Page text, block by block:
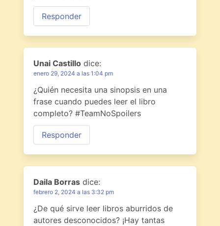
Responder
Unai Castillo dice:
enero 29, 2024 a las 1:04 pm
¿Quién necesita una sinopsis en una
frase cuando puedes leer el libro
completo? #TeamNoSpoilers
Responder
Daila Borras dice:
febrero 2, 2024 a las 3:32 pm
¿De qué sirve leer libros aburridos de
autores desconocidos? ¡Hay tantas